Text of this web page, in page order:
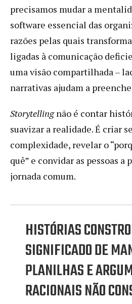
precisamos mudar a
software essencial das
razões pelas quais
ligadas à comunicação
uma visão compartilhada –
narrativas ajudam a
Storytellingnão é contar
suavizar a realidade. É criar
complexidade, revelar o
quê” e convidar as pessoas
jornada comum.
HISTÓRIAS
SIGNIFICADO DE
PLANILHAS E
RACIONAIS NÃO